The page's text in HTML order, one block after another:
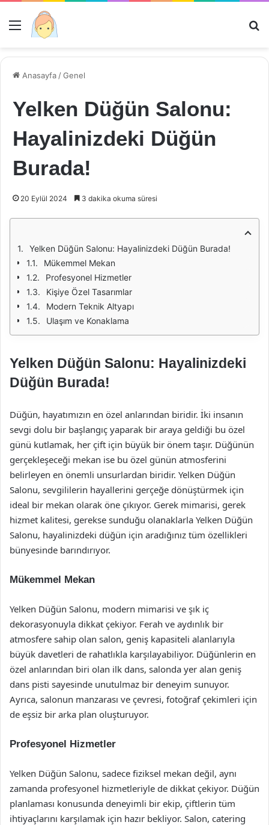
Menü
Anasayfa /Genel
Yelken Düğün Salonu:
Hayalinizdeki Düğün
Burada!
20 Eylül 2024 3 dakika okuma süresi
Yelken Düğün Salonu: Hayalinizdeki Düğün Burada!
Mükemmel Mekan
Profesyonel Hizmetler
Kişiye Özel Tasarımlar
Modern Teknik Altyapı
Ulaşım ve Konaklama
Yelken Düğün Salonu: Hayalinizdeki
Düğün Burada!
Düğün, hayatımızın en özel anlarından biridir. İki insanın
sevgi dolu bir başlangıç yaparak bir araya geldiği bu özel
günü kutlamak, her çift için büyük bir önem taşır. Düğünün
gerçekleşeceği mekan ise bu özel günün atmosferini
belirleyen en önemli unsurlardan biridir. Yelken Düğün
Salonu, sevgililerin hayallerini gerçeğe dönüştürmek için
ideal bir mekan olarak öne çıkıyor. Gerek mimarisi, gerek
hizmet kalitesi, gerekse sunduğu olanaklarla Yelken Düğün
Salonu, hayalinizdeki düğün için aradığınız tüm özellikleri
bünyesinde barındırıyor.
Mükemmel Mekan
Yelken Düğün Salonu, modern mimarisi ve şık iç
dekorasyonuyla dikkat çekiyor. Ferah ve aydınlık bir
atmosfere sahip olan salon, geniş kapasiteli alanlarıyla
büyük davetleri de rahatlıkla karşılayabiliyor. Düğünlerin en
özel anlarından biri olan ilk dans, salonda yer alan geniş
dans pisti sayesinde unutulmaz bir deneyim sunuyor.
Ayrıca, salonun manzarası ve çevresi, fotoğraf çekimleri için
de eşsiz bir arka plan oluşturuyor.
Profesyonel Hizmetler
Yelken Düğün Salonu, sadece fiziksel mekan değil, aynı
zamanda profesyonel hizmetleriyle de dikkat çekiyor. Düğün
planlaması konusunda deneyimli bir ekip, çiftlerin tüm
ihtiyaçlarını karşılamak için hazır bekliyor. Salon, catering